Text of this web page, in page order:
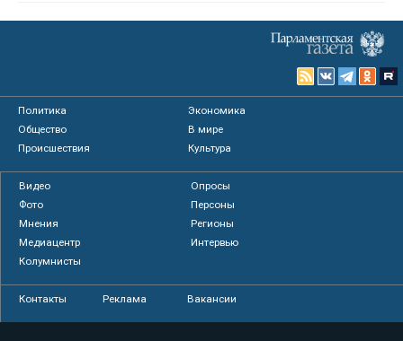
Политика
Экономика
Общество
В мире
Происшествия
Культура
Видео
Опросы
Фото
Персоны
Мнения
Регионы
Медиацентр
Интервью
Колумнисты
Контакты Реклама Вакансии